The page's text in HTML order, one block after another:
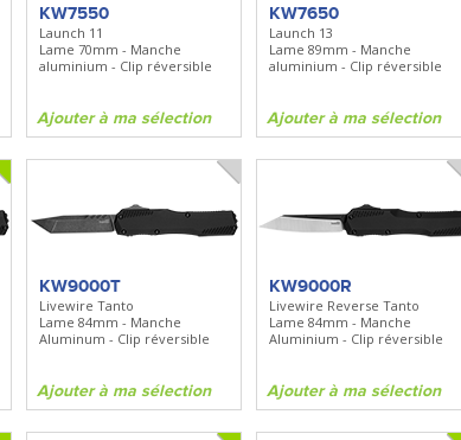
KW7550
Launch 11
Lame 70mm - Manche
aluminium - Clip réversible
Ajouter à ma sélection
KW7650
Launch 13
Lame 89mm - Manche
aluminium - Clip réversible
Ajouter à ma sélection
KW9000T
Livewire Tanto
Lame 84mm - Manche
Aluminum - Clip réversible
Ajouter à ma sélection
KW9000R
Livewire Reverse Tanto
Lame 84mm - Manche
Aluminium - Clip réversible
Ajouter à ma sélection